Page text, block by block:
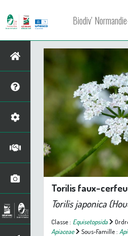
Biodiv'
Torilis faux-
Torilis japonica
Classe : Equisetopsida
Apiaceae
Sous-Famille :